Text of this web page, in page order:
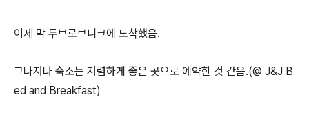
이제 막 두브로브니크에 도착했음.
그나저나 숙소는 저렴하게 좋은 곳으로 예약한 것 같음.(@ J&J B
ed and Breakfast)